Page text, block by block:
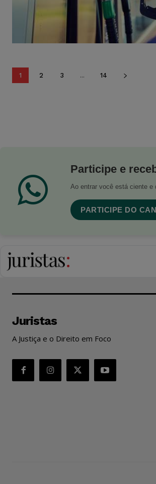
1 2 3 ... 14
Participe e
Ao entrar você está ciente e
PARTICIPE DO
Juristas
A Justiça e o Direito em Foco